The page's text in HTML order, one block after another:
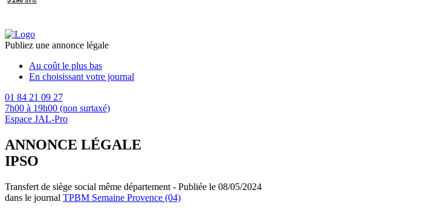
Publiez une annonce légale
Au coût le plus bas
En choisissant votre journal
01 84 21 09 27
7h00 à 19h00 (non surtaxé)
Espace JAL-Pro
ANNONCE LÉGALE
IPSO
Transfert de siège social même département - Publiée le 08/05/2024
dans le journal TPBM Semaine Provence (04)